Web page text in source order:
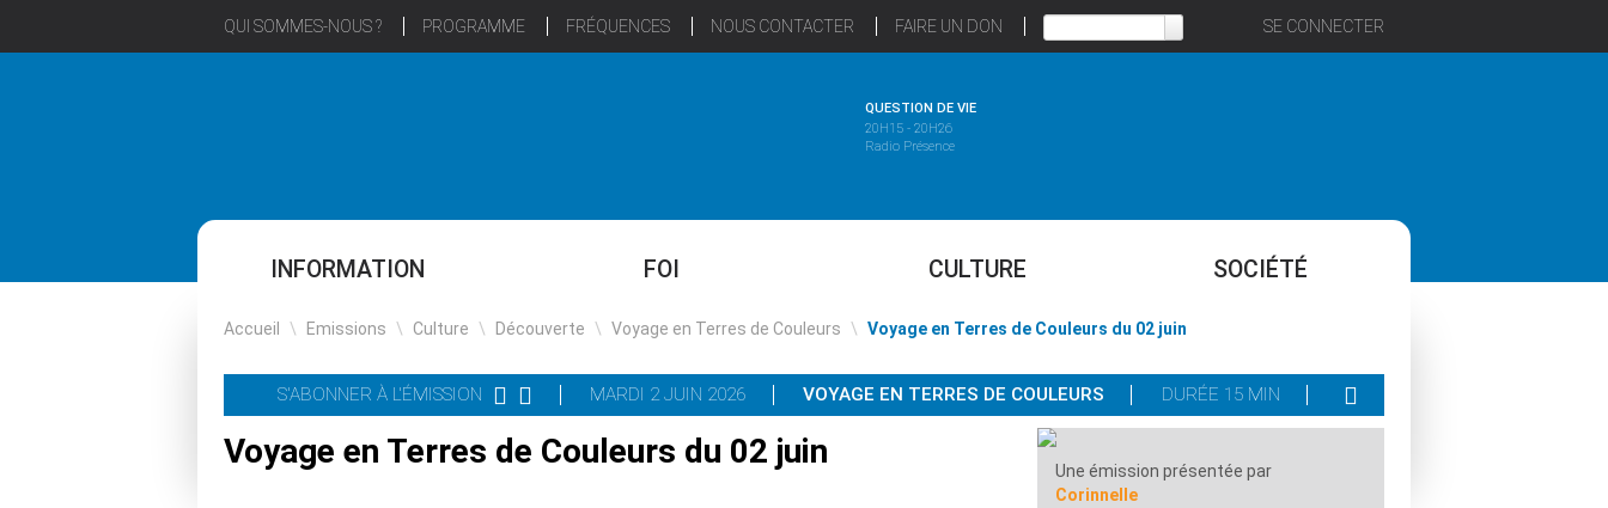
QUI SOMMES-NOUS ? PROGRAMME FRÉQUENCES NOUS CONTACTER FAIRE UN DON SE CONNECTER
QUESTION DE VIE
20H15 - 20H26
Radio Présence
INFORMATION FOI CULTURE SOCIÉTÉ
Accueil \ Emissions \ Culture \ Découverte \ Voyage en Terres de Couleurs \ Voyage en Terres de Couleurs du 02 juin
S'ABONNER À L'ÉMISSION MARDI 2 JUIN 2026 VOYAGE EN TERRES DE COULEURS DURÉE 15 MIN
Voyage en Terres de Couleurs du 02 juin
Une émission présentée par
Corinnelle